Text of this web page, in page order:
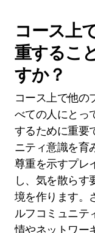
コース上
重するこ
すか？
コース上で他の
べての人にとっ
するために重要
ニティ意識を育
尊重を示すプレ
し、気を散らす
境を作ります。
ルフコミュニテ
情やネットワー